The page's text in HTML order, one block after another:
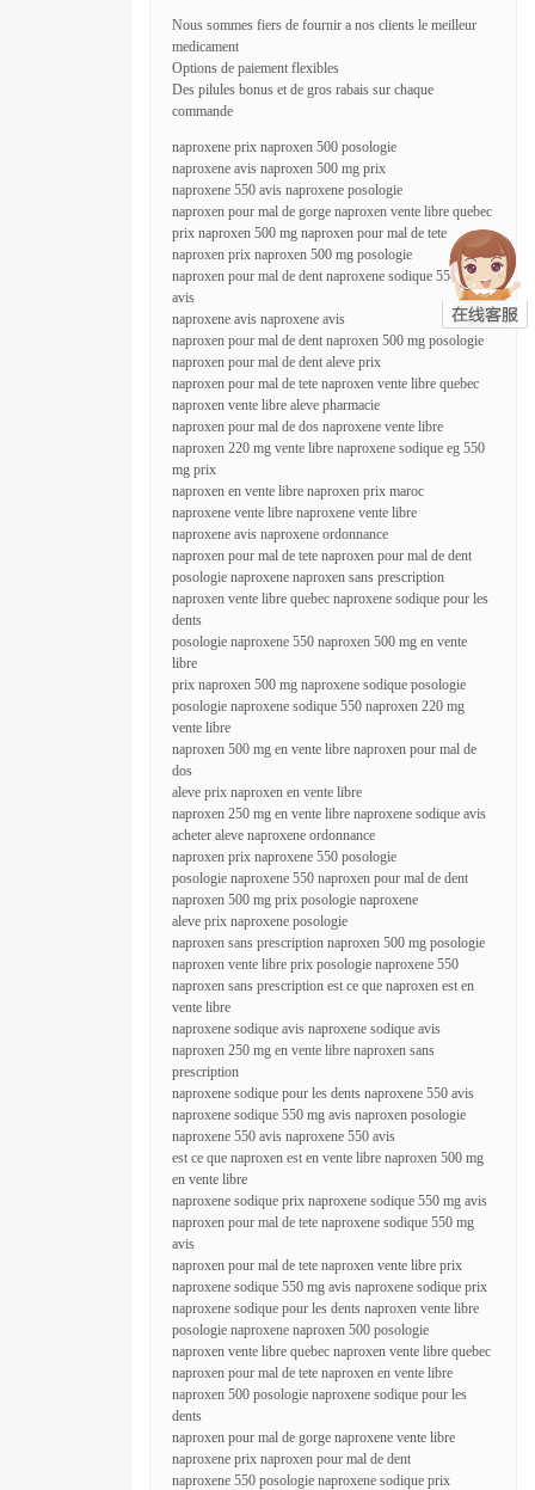
Nous sommes fiers de fournir a nos clients le meilleur
medicament
Options de paiement flexibles
Des pilules bonus et de gros rabais sur chaque
commande
naproxene prix naproxen 500 posologie
naproxene avis naproxen 500 mg prix
naproxene 550 avis naproxene posologie
naproxen pour mal de gorge naproxen vente libre quebec
prix naproxen 500 mg naproxen pour mal de tete
naproxen prix naproxen 500 mg posologie
naproxen pour mal de dent naproxene sodique 550 mg
avis
naproxene avis naproxene avis
naproxen pour mal de dent naproxen 500 mg posologie
naproxen pour mal de dent aleve prix
naproxen pour mal de tete naproxen vente libre quebec
naproxen vente libre aleve pharmacie
naproxen pour mal de dos naproxene vente libre
naproxen 220 mg vente libre naproxene sodique eg 550
mg prix
naproxen en vente libre naproxen prix maroc
naproxene vente libre naproxene vente libre
naproxene avis naproxene ordonnance
naproxen pour mal de tete naproxen pour mal de dent
posologie naproxene naproxen sans prescription
naproxen vente libre quebec naproxene sodique pour les
dents
posologie naproxene 550 naproxen 500 mg en vente
libre
prix naproxen 500 mg naproxene sodique posologie
posologie naproxene sodique 550 naproxen 220 mg
vente libre
naproxen 500 mg en vente libre naproxen pour mal de
dos
aleve prix naproxen en vente libre
naproxen 250 mg en vente libre naproxene sodique avis
acheter aleve naproxene ordonnance
naproxen prix naproxene 550 posologie
posologie naproxene 550 naproxen pour mal de dent
naproxen 500 mg prix posologie naproxene
aleve prix naproxene posologie
naproxen sans prescription naproxen 500 mg posologie
naproxen vente libre prix posologie naproxene 550
naproxen sans prescription est ce que naproxen est en
vente libre
naproxene sodique avis naproxene sodique avis
naproxen 250 mg en vente libre naproxen sans
prescription
naproxene sodique pour les dents naproxene 550 avis
naproxene sodique 550 mg avis naproxen posologie
naproxene 550 avis naproxene 550 avis
est ce que naproxen est en vente libre naproxen 500 mg
en vente libre
naproxene sodique prix naproxene sodique 550 mg avis
naproxen pour mal de tete naproxene sodique 550 mg
avis
naproxen pour mal de tete naproxen vente libre prix
naproxene sodique 550 mg avis naproxene sodique prix
naproxene sodique pour les dents naproxen vente libre
posologie naproxene naproxen 500 posologie
naproxen vente libre quebec naproxen vente libre quebec
naproxen pour mal de tete naproxen en vente libre
naproxen 500 posologie naproxene sodique pour les
dents
naproxen pour mal de gorge naproxene vente libre
naproxene prix naproxen pour mal de dent
naproxene 550 posologie naproxene sodique prix